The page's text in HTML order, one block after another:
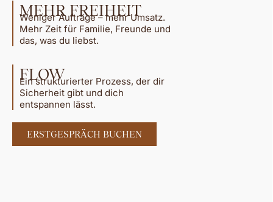
MEHR FREIHEIT
Weniger Aufträge – mehr Umsatz.
Mehr Zeit für Familie, Freunde und
das, was du liebst.
FLOW
Ein strukturierter Prozess, der dir
Sicherheit gibt und dich
entspannen lässt.
ERSTGESPRÄCH BUCHEN